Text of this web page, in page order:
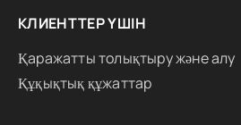
КЛИЕНТТЕР ҮШІН
Қаражатты толықтыру және алу
Құқықтық құжаттар